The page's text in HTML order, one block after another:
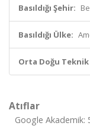
Basıldığı Şehir:
Basıldığı Ülke:
Orta Doğu
Atıflar
Google Akademik: